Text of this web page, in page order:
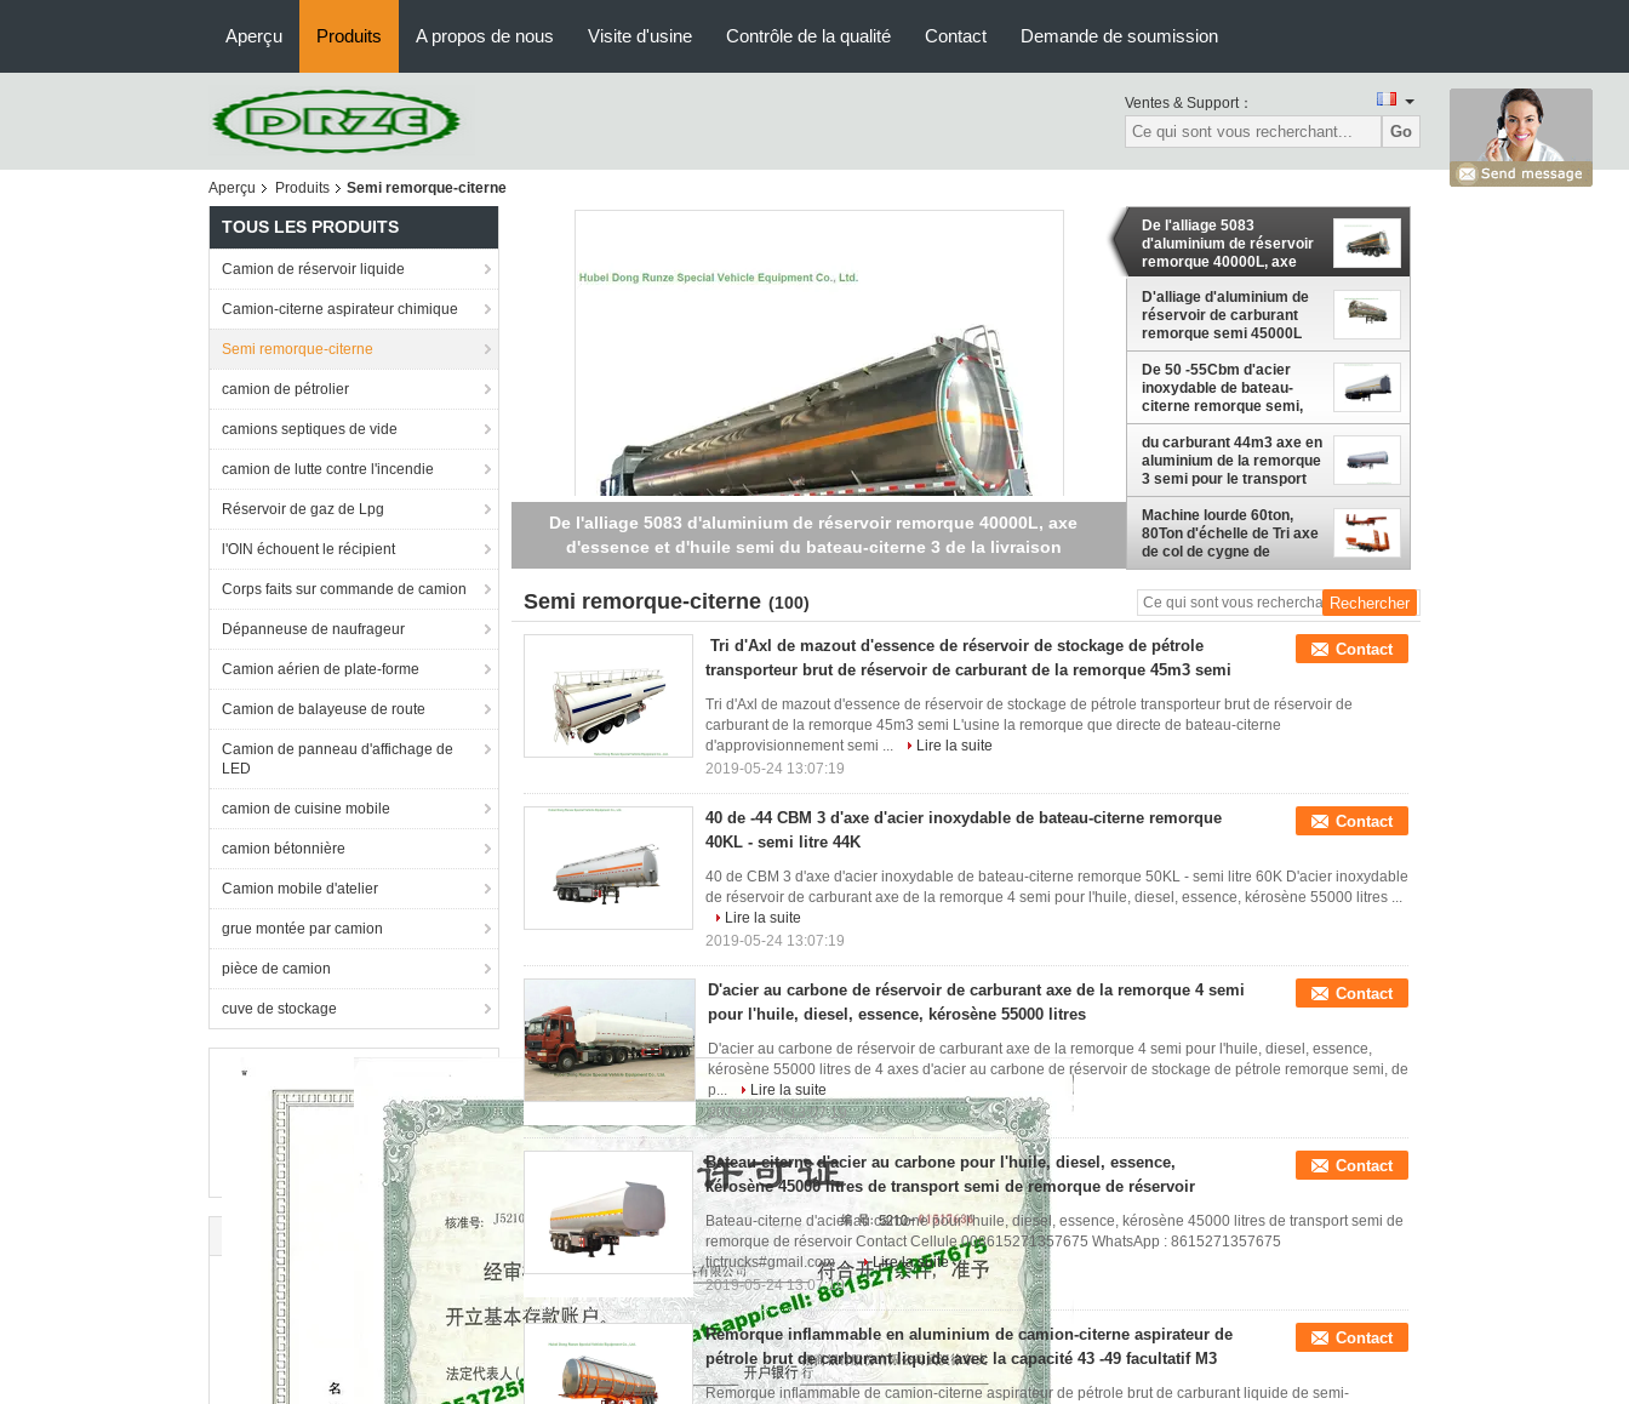
Aperçu Produits A propos de nous Visite d'usine Contrôle de la qualité Contact Demande de soumission
Ventes & Support：
Go
Aperçu Produits Semi remorque-citerne
TOUS LES PRODUITS
Camion de réservoir liquide
Camion-citerne aspirateur chimique
Semi remorque-citerne
camion de pétrolier
camions septiques de vide
camion de lutte contre l'incendie
Réservoir de gaz de Lpg
l'OIN échouent le récipient
Corps faits sur commande de camion
Dépanneuse de naufrageur
Camion aérien de plate-forme
Camion de balayeuse de route
Camion de panneau d'affichage de
LED
camion de cuisine mobile
camion bétonnière
Camion mobile d'atelier
grue montée par camion
pièce de camion
cuve de stockage
D'alliage d'aluminium de réservoir de carburant remorque semi 45000L
~50000L avec la suspension d'airbag
De l'alliage 5083
d'aluminium de réservoir
remorque 40000L, axe
d'essence et d'huile semi
du bateau-citerne 3 de la
livraison
D'alliage d'aluminium de
réservoir de carburant
remorque semi 45000L
~50000L avec la
suspension d'airbag
De 50 -55Cbm d'acier
inoxydable de bateau-
citerne remorque semi,
essence de 3
axes/remorque réservoir
de gazole
du carburant 44m3 axe en
aluminium de la remorque
3 semi pour le transport
40T- 45Ton d'huile de
santé
Machine lourde 60ton,
80Ton d'échelle de Tri axe
de col de cygne de
Lowbed de remorque
hydraulique semi
Semi remorque-citerne (100)
Tri d'Axl de mazout d'essence de réservoir de stockage de pétrole
transporteur brut de réservoir de carburant de la remorque 45m3 semi
Contact
Tri d'Axl de mazout d'essence de réservoir de stockage de pétrole transporteur brut de réservoir de
carburant de la remorque 45m3 semi L'usine la remorque que directe de bateau-citerne
d'approvisionnement semi ...
Lire la suite
2019-05-24 13:07:19
40 de -44 CBM 3 d'axe d'acier inoxydable de bateau-citerne remorque
40KL - semi litre 44K
Contact
40 de CBM 3 d'axe d'acier inoxydable de bateau-citerne remorque 50KL - semi litre 60K D'acier inoxydable
de réservoir de carburant axe de la remorque 4 semi pour l'huile, diesel, essence, kérosène 55000 litres ...
Lire la suite
2019-05-24 13:07:19
D'acier au carbone de réservoir de carburant axe de la remorque 4 semi
pour l'huile, diesel, essence, kérosène 55000 litres
Contact
D'acier au carbone de réservoir de carburant axe de la remorque 4 semi pour l'huile, diesel, essence,
kérosène 55000 litres de 4 axes d'acier au carbone de réservoir de stockage de pétrole remorque semi, de
p...
Lire la suite
2019-05-24 13:07:19
Bateau-citerne d'acier au carbone pour l'huile, diesel, essence,
kérosène 45000 litres de transport semi de remorque de réservoir
Contact
Bateau-citerne d'acier au carbone pour l'huile, diesel, essence, kérosène 45000 litres de transport semi de
remorque de réservoir Contact Cellule 008615271357675 WhatsApp : 8615271357675
tictrucks#gmail.com ...
Lire la suite
2019-05-24 13:07:19
Remorque inflammable en aluminium de camion-citerne aspirateur de
pétrole brut de carburant liquide avec la capacité 43 -49 facultatif M3
Contact
Remorque inflammable de camion-citerne aspirateur de pétrole brut de carburant liquide de semi-